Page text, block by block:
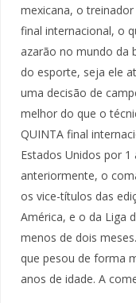
mexicana, o
final internacional, o
azarão no mundo da
do esporte, seja ele
uma decisão de
melhor do que o
QUINTA final
Estados Unidos por 1
anteriormente, o
os vice-títulos das
América, e o da Liga
menos de dois
que pesou de forma
anos de idade. A